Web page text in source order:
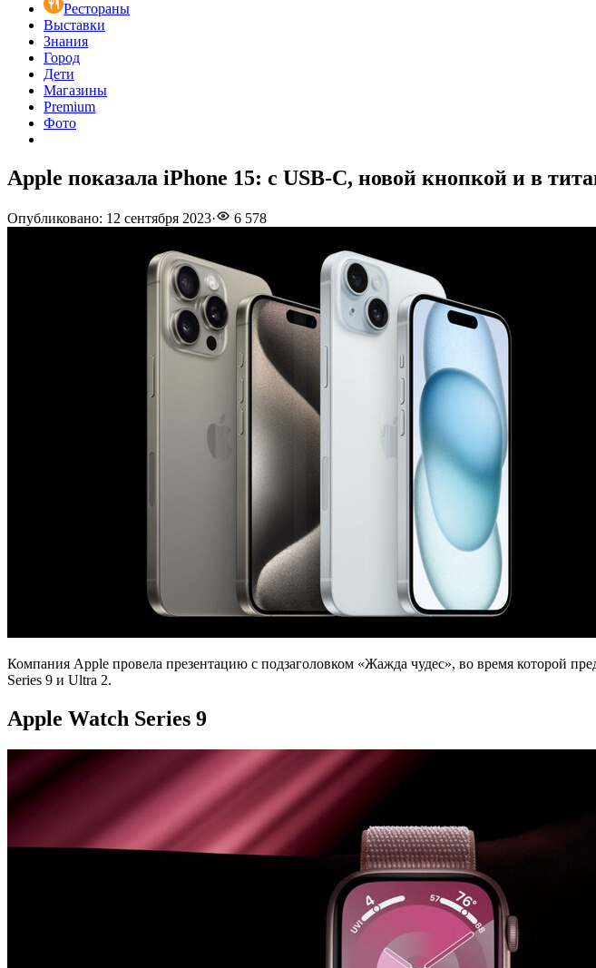
Рестораны
Выставки
Знания
Город
Дети
Магазины
Premium
Фото
Apple показала iPhone 15: с USB-С, новой кнопкой и в
Опубликовано: 12 сентября 2023· 6 578
Компания Apple провела презентацию с подзаголовком «Жажда чудес», во время которой
Series 9 и Ultra 2.
Apple Watch Series 9